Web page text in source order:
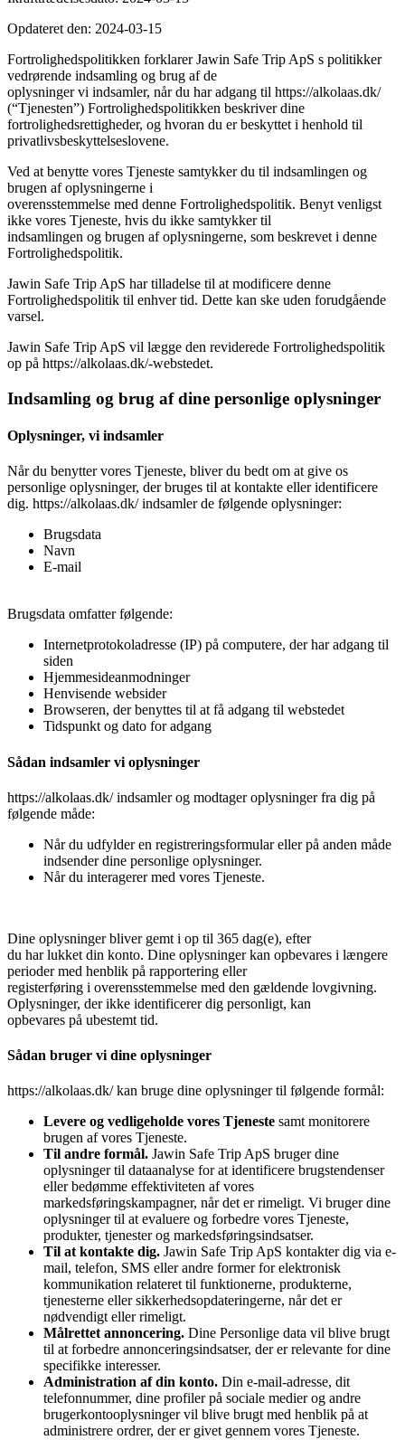
Opdateret den: 2024-03-15
Fortrolighedspolitikken forklarer Jawin Safe Trip ApS s politikker
vedrørende indsamling og brug af de
oplysninger vi indsamler, når du har adgang til https://alkolaas.dk/
(“Tjenesten”) Fortrolighedspolitikken beskriver dine
fortrolighedsrettigheder, og hvoran du er beskyttet i henhold til
privatlivsbeskyttelseslovene.
Ved at benytte vores Tjeneste samtykker du til indsamlingen og
brugen af oplysningerne i
overensstemmelse med denne Fortrolighedspolitik. Benyt venligst
ikke vores Tjeneste, hvis du ikke samtykker til
indsamlingen og brugen af oplysningerne, som beskrevet i denne
Fortrolighedspolitik.
Jawin Safe Trip ApS har tilladelse til at modificere denne
Fortrolighedspolitik til enhver tid. Dette kan ske uden forudgående
varsel.
Jawin Safe Trip ApS vil lægge den reviderede Fortrolighedspolitik
op på https://alkolaas.dk/-webstedet.
Indsamling og brug af dine personlige oplysninger
Oplysninger, vi indsamler
Når du benytter vores Tjeneste, bliver du bedt om at give os
personlige oplysninger, der bruges til at kontakte eller identificere
dig. https://alkolaas.dk/ indsamler de følgende oplysninger:
Brugsdata
Navn
E-mail
Brugsdata omfatter følgende:
Internetprotokoladresse (IP) på computere, der har adgang til
siden
Hjemmesideanmodninger
Henvisende websider
Browseren, der benyttes til at få adgang til webstedet
Tidspunkt og dato for adgang
Sådan indsamler vi oplysninger
https://alkolaas.dk/ indsamler og modtager oplysninger fra dig på
følgende måde:
Når du udfylder en registreringsformular eller på anden måde
indsender dine personlige oplysninger.
Når du interagerer med vores Tjeneste.
Dine oplysninger bliver gemt i op til 365 dag(e), efter
du har lukket din konto. Dine oplysninger kan opbevares i længere
perioder med henblik på rapportering eller
registerføring i overensstemmelse med den gældende lovgivning.
Oplysninger, der ikke identificerer dig personligt, kan
opbevares på ubestemt tid.
Sådan bruger vi dine oplysninger
https://alkolaas.dk/ kan bruge dine oplysninger til følgende formål:
Levere og vedligeholde vores Tjeneste samt monitorere
brugen af vores Tjeneste.
Til andre formål. Jawin Safe Trip ApS bruger dine
oplysninger til dataanalyse for at identificere brugstendenser
eller bedømme effektiviteten af vores
markedsføringskampagner, når det er rimeligt. Vi bruger dine
oplysninger til at evaluere og forbedre vores Tjeneste,
produkter, tjenester og markedsføringsindsatser.
Til at kontakte dig. Jawin Safe Trip ApS kontakter dig via e-
mail, telefon, SMS eller andre former for elektronisk
kommunikation relateret til funktionerne, produkterne,
tjenesterne eller sikkerhedsopdateringerne, når det er
nødvendigt eller rimeligt.
Målrettet annoncering. Dine Personlige data vil blive brugt
til at forbedre annonceringsindsatser, der er relevante for dine
specifikke interesser.
Administration af din konto. Din e-mail-adresse, dit
telefonnummer, dine profiler på sociale medier og andre
brugerkontooplysninger vil blive brugt med henblik på at
administrere ordrer, der er givet gennem vores Tjeneste.